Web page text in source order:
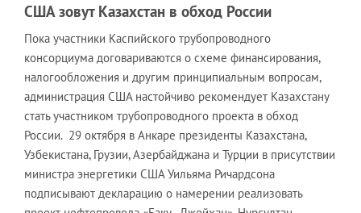
США зовут Казахстан в обход России
Пока участники Каспийского трубопроводного
консорциума договариваются о схеме финансирования,
налогообложения и другим принципиальным вопросам,
администрация США настойчиво рекомендует Казахстану
стать участником трубопроводного проекта в обход
России. 29 октября в Анкаре президенты Казахстана,
Узбекистана, Грузии, Азербайджана и Турции в присутствии
министра энергетики США Уильяма Ричардсона
подписывают декларацию о намерении реализовать